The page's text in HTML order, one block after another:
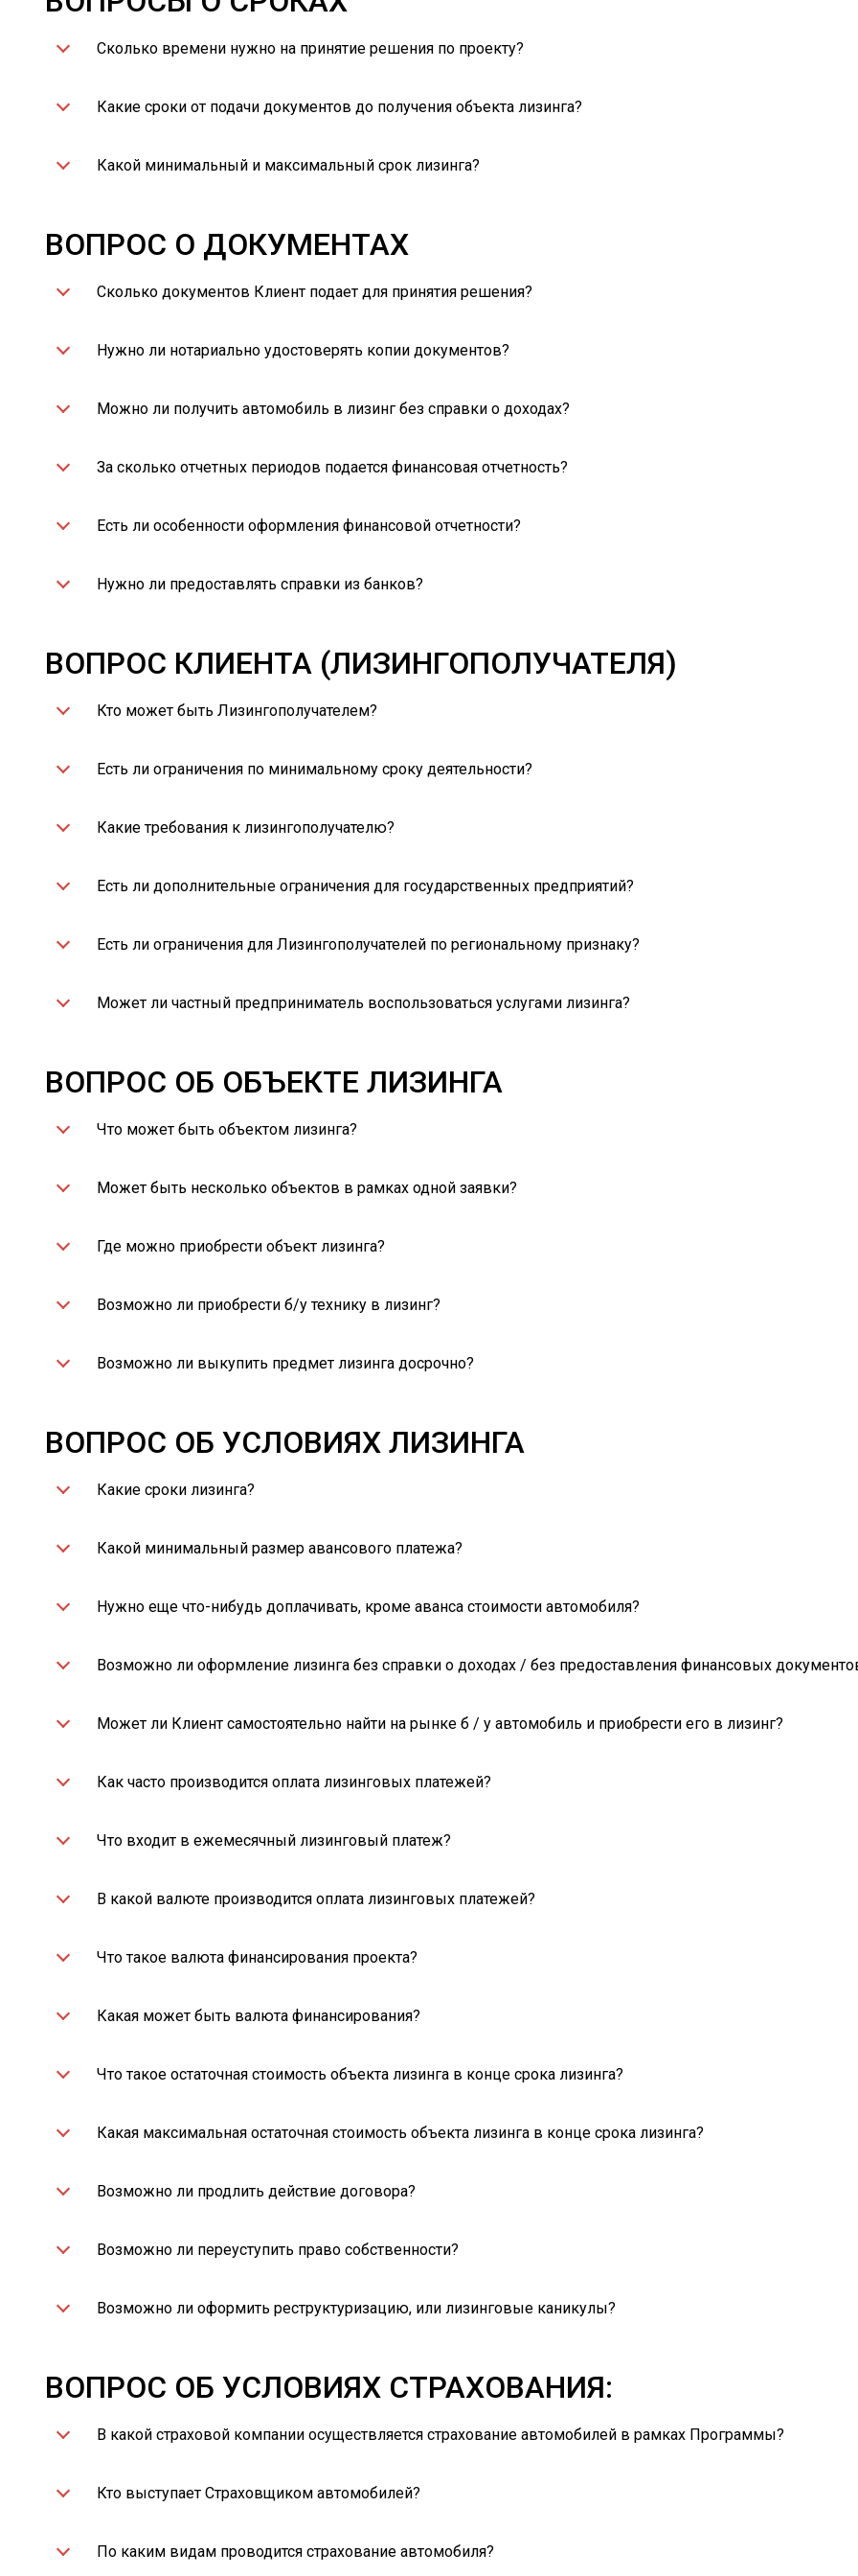
Сколько времени нужно на принятие решения по проекту?
Какие сроки от подачи документов до получения объекта лизинга?
Какой минимальный и максимальный срок лизинга?
ВОПРОС О ДОКУМЕНТАХ
Сколько документов Клиент подает для принятия решения?
Нужно ли нотариально удостоверять копии документов?
Можно ли получить автомобиль в лизинг без справки о доходах?
За сколько отчетных периодов подается финансовая отчетность?
Есть ли особенности оформления финансовой отчетности?
Нужно ли предоставлять справки из банков?
ВОПРОС КЛИЕНТА (ЛИЗИНГОПОЛУЧАТЕЛЯ)
Кто может быть Лизингополучателем?
Есть ли ограничения по минимальному сроку деятельности?
Какие требования к лизингополучателю?
Есть ли дополнительные ограничения для государственных предприятий?
Есть ли ограничения для Лизингополучателей по региональному признаку?
Может ли частный предприниматель воспользоваться услугами лизинга?
ВОПРОС ОБ ОБЪЕКТЕ ЛИЗИНГА
Что может быть объектом лизинга?
Может быть несколько объектов в рамках одной заявки?
Где можно приобрести объект лизинга?
Возможно ли приобрести б/у технику в лизинг?
Возможно ли выкупить предмет лизинга досрочно?
ВОПРОС ОБ УСЛОВИЯХ ЛИЗИНГА
Какие сроки лизинга?
Какой минимальный размер авансового платежа?
Нужно еще что-нибудь доплачивать, кроме аванса стоимости автомобиля?
Возможно ли оформление лизинга без справки о доходах / без предоставления финансовых
Может ли Клиент самостоятельно найти на рынке б / у автомобиль и приобрести его в лизинг?
Как часто производится оплата лизинговых платежей?
Что входит в ежемесячный лизинговый платеж?
В какой валюте производится оплата лизинговых платежей?
Что такое валюта финансирования проекта?
Какая может быть валюта финансирования?
Что такое остаточная стоимость объекта лизинга в конце срока лизинга?
Какая максимальная остаточная стоимость объекта лизинга в конце срока лизинга?
Возможно ли продлить действие договора?
Возможно ли переуступить право собственности?
Возможно ли оформить реструктуризацию, или лизинговые каникулы?
ВОПРОС ОБ УСЛОВИЯХ СТРАХОВАНИЯ:
В какой страховой компании осуществляется страхование автомобилей в рамках Программы?
Кто выступает Страховщиком автомобилей?
По каким видам проводится страхование автомобиля?